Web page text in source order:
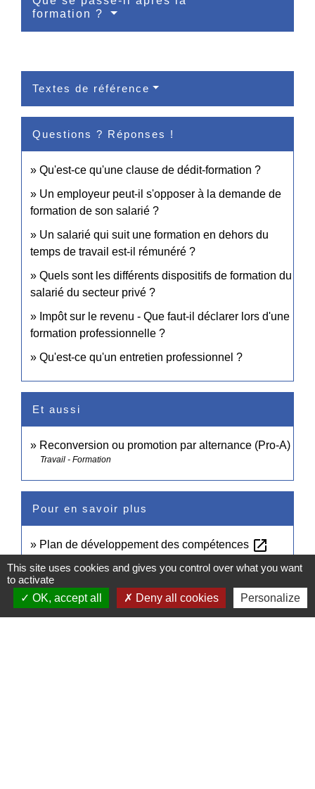
formation ?
Textes de référence
Questions ? Réponses !
Qu'est-ce qu'une clause de dédit-formation ?
Un employeur peut-il s'opposer à la demande de
formation de son salarié ?
Un salarié qui suit une formation en dehors du
temps de travail est-il rémunéré ?
Quels sont les différents dispositifs de formation du
salarié du secteur privé ?
Impôt sur le revenu - Que faut-il déclarer lors d'une
formation professionnelle ?
Qu'est-ce qu'un entretien professionnel ?
Et aussi
Reconversion ou promotion par alternance (Pro-A)
Travail - Formation
Pour en savoir plus
Plan de développement des compétences open_in_new
Signaler une erreur sur cette page
This site uses cookies and gives you control over what you want
to activate
OK, accept all
Deny all cookies Personalize